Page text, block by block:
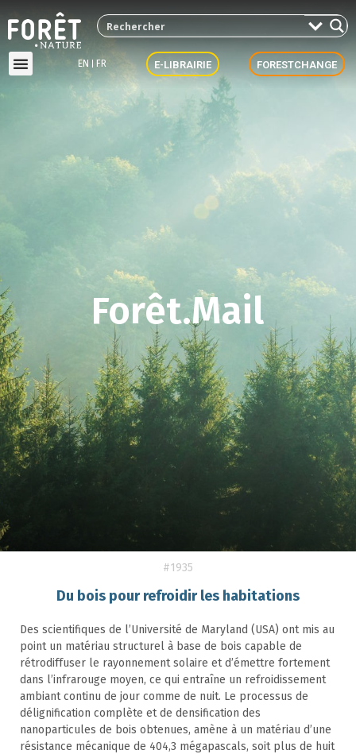
EN FR E-LIBRAIRIE FORESTCHANGE
Forêt.Mail
#1935
Du bois pour refroidir les habitations
Des scientifiques de l’Université de Maryland (USA) ont mis au
point un matériau structurel à base de bois capable de
rétrodiffuser le rayonnement solaire et d’émettre fortement
dans l’infrarouge moyen, ce qui entraîne un refroidissement
ambiant continu de jour comme de nuit. Le processus de
délignification complète et de densification des
nanoparticules de bois obtenues, amène à un matériau d’une
résistance mécanique de 404,3 mégapascals, soit plus de huit